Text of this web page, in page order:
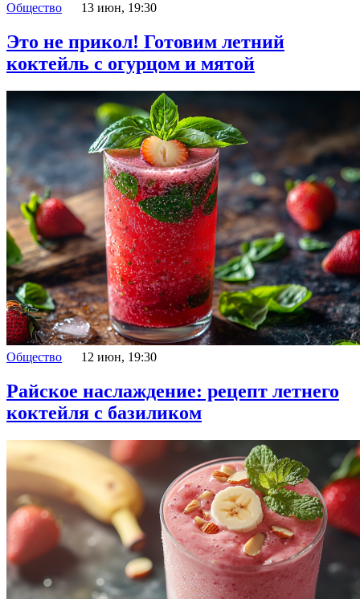
Общество 13 июн, 19:30
Это не прикол! Готовим летний
коктейль с огурцом и мятой
Общество 12 июн, 19:30
Райское наслаждение: рецепт летнего
коктейля с базиликом